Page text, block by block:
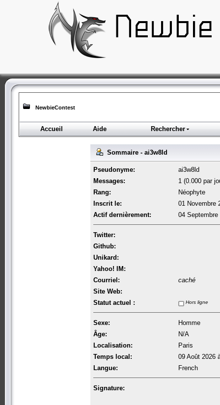
NewbieContest
Accueil Aide Rechercher
Sommaire - ai3w8ld
Pseudonyme:
ai3w8ld
Messages:
1 (0.000 par
Rang:
Néophyte
Inscrit le:
01 Novembre
Actif dernièrement:
04
Twitter:
Github:
Unikard:
Yahoo! IM:
Courriel:
caché
Site Web:
Statut actuel :
Hors ligne
Sexe:
Homme
Âge:
N/A
Localisation:
Paris
Temps local:
09 Août 2026
Langue:
French
Signature: